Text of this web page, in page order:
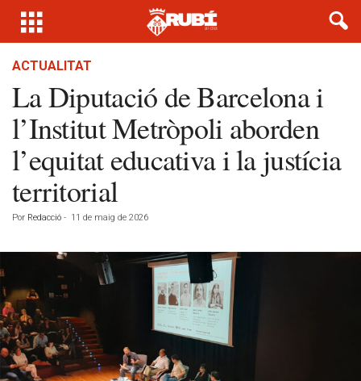
ACTUALITAT
La Diputació de Barcelona i
l’Institut Metròpoli aborden
l’equitat educativa i la justícia
territorial
Por Redacció - 11 de maig de 2026